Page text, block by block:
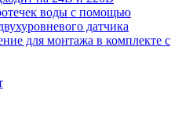
воды с помощью
датчика
для монтажа в комплекте с